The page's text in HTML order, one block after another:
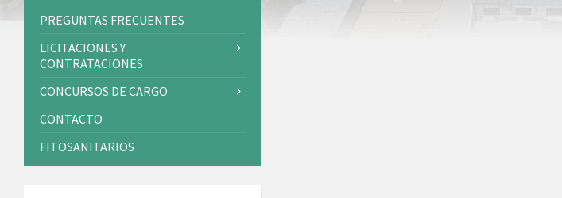
PREGUNTAS FRECUENTES
LICITACIONES Y
CONTRATACIONES
CONCURSOS DE CARGO
CONTACTO
FITOSANITARIOS